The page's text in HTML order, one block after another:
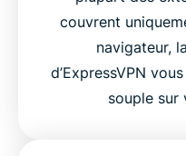
couvrent
navigateur,
d’ExpressVPN
souple sur